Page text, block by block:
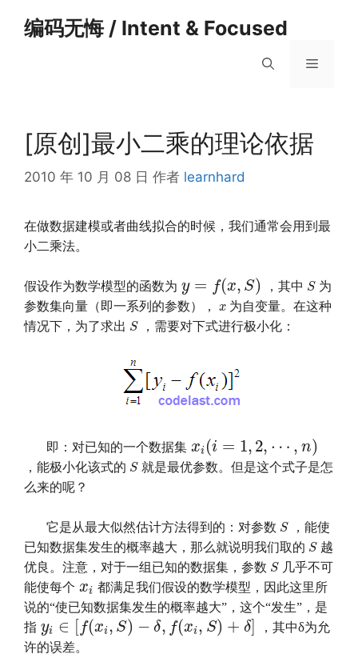
编码无悔 / Intent & Focused
菜
[原创]最小二乘的理论依据
2010 年 10 月 08 日 作者 learnhard
在做数据建模或者曲线拟合的时候，我们通常会用到最
小二乘法。
假设作为数学模型的函数为 y = f(x, S)
x, ，其中 S
S 为
参数集向量（即一系列的参数），
x
x 为自变量。在这种
情况下，为了求出 S
S ，需要对下式进行极小化：
即：对已知的一个数据集 xi (i = 1, 2, ⋯ , n)
(i = 2 ⋯
，能极小化该式的 S
S 就是最优参数。但是这个式子是怎
么来的呢？
它是从最大似然估计方法得到的：对参数 S
S
，能使
已知数据集发生的概率越大，那么就说明我们取的 S
S 越
优良。注意，对于一组已知的数据集，参数 S
S 几乎不可
能使每个 xi
xi 都满足我们假设的数学模型，因此这里所
说的“使已知数据集发生的概率越大”，这个“发生”，是
指 yi ∈ [ f(xi, S) − δ, f(xi, S) + δ]
y ∈[f(xi,S)−δ,f(xi,S)+δ] ，其中δ为允
许的误差。